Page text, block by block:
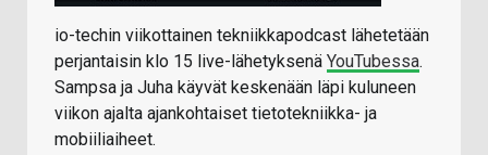
io-techin viikottainen tekniikkapodcast lähetetään
perjantaisin klo 15 live-lähetyksenä YouTubessa.
Sampsa ja Juha käyvät keskenään läpi kuluneen
viikon ajalta ajankohtaiset tietotekniikka- ja
mobiiliaiheet.